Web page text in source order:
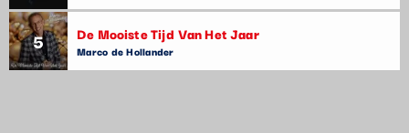
5 De Mooiste Tijd Van Het Jaar
Marco de Hollander